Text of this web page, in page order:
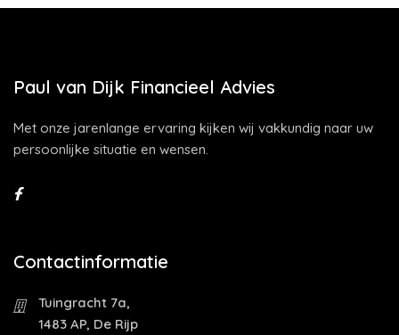
Paul van Dijk Financieel Advies
Met onze jarenlange ervaring kijken wij vakkundig naar uw
persoonlijke situatie en wensen.
Contactinformatie
Tuingracht 7a,
1483 AP, De Rijp